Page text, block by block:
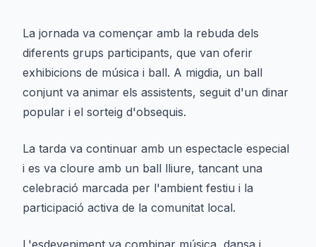
La jornada va començar amb la rebuda dels
diferents grups participants, que van oferir
exhibicions de música i ball. A migdia, un ball
conjunt va animar els assistents, seguit d'un dinar
popular i el sorteig d'obsequis.
La tarda va continuar amb un espectacle especial
i es va cloure amb un ball lliure, tancant una
celebració marcada per l'ambient festiu i la
participació activa de la comunitat local.
L'esdeveniment va combinar música, dansa i